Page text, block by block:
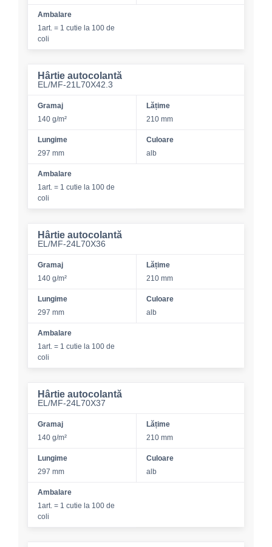
Ambalare
1art. = 1 cutie la 100 de
coli
Hârtie autocolantă
EL/MF-21L70X42.3
Gramaj
140 g/m²
Lățime
210 mm
Lungime
297 mm
Culoare
alb
Ambalare
1art. = 1 cutie la 100 de
coli
Hârtie autocolantă
EL/MF-24L70X36
Gramaj
140 g/m²
Lățime
210 mm
Lungime
297 mm
Culoare
alb
Ambalare
1art. = 1 cutie la 100 de
coli
Hârtie autocolantă
EL/MF-24L70X37
Gramaj
140 g/m²
Lățime
210 mm
Lungime
297 mm
Culoare
alb
Ambalare
1art. = 1 cutie la 100 de
coli